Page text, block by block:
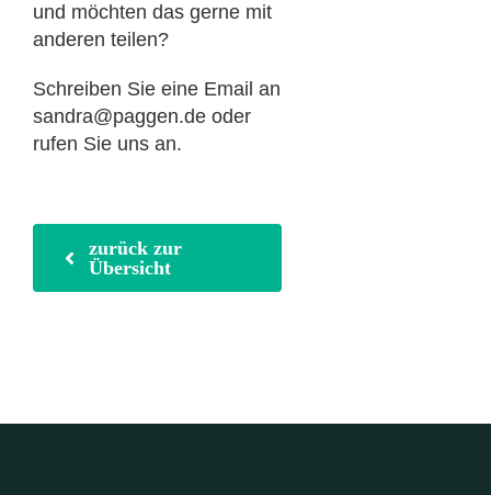
und möchten das gerne mit
anderen teilen?
Schreiben Sie eine Email an
sandra@paggen.de oder
rufen Sie uns an.
zurück zur
Übersicht